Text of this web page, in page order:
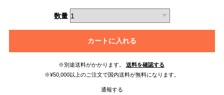
数量
カートに入れる
※別途送料がかかります。
送料を確認する
※¥50,000以上のご注文で国内送料が無料になります。
通報する